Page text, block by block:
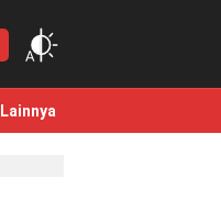
Lainnya